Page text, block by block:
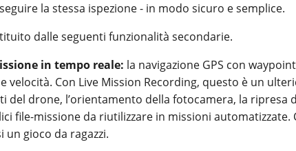
la stessa ispezione - in modo sicuro e semplice.
dalle seguenti funzionalità secondarie.
in tempo reale: la navigazione GPS con
velocità. Con Live Mission Recording, questo è un
del drone, l’orientamento della fotocamera, la ripresa
file-missione da riutilizzare in missioni
un gioco da ragazzi.